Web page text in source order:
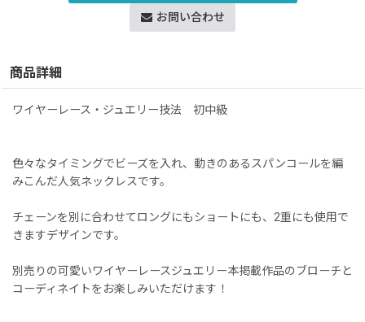
お問い合わせ
商品詳細
ワイヤーレース・ジュエリー技法 初中級
色々なタイミングでビーズを入れ、動きのあるスパンコールを編
みこんだ人気ネックレスです。
チェーンを別に合わせてロングにもショートにも、2重にも使用で
きますデザインです。
別売りの可愛いワイヤーレースジュエリー本掲載作品のブローチと
コーディネイトをお楽しみいただけます！